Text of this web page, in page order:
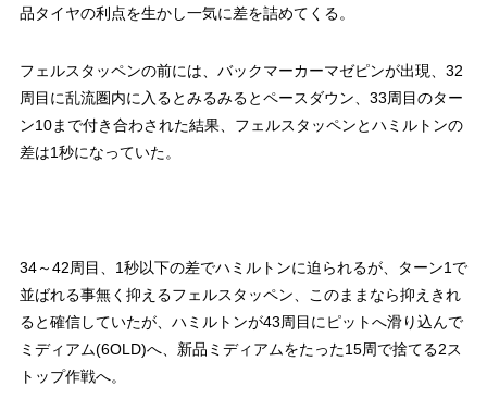
品タイヤの利点を生かし一気に差を詰めてくる。
フェルスタッペンの前には、バックマーカーマゼピンが出現、32
周目に乱流圏内に入るとみるみるとペースダウン、33周目のター
ン10まで付き合わされた結果、フェルスタッペンとハミルトンの
差は1秒になっていた。
34～42周目、1秒以下の差でハミルトンに迫られるが、ターン1で
並ばれる事無く抑えるフェルスタッペン、このままなら抑えきれ
ると確信していたが、ハミルトンが43周目にピットへ滑り込んで
ミディアム(6OLD)へ、新品ミディアムをたった15周で捨てる2ス
トップ作戦へ。